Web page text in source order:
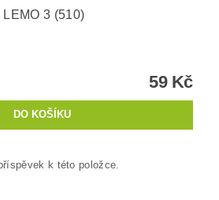
3 (510)
59 Kč
k této položce.